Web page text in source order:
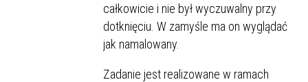
całkowicie i nie był wyczuwalny przy
dotknięciu. W zamyśle ma on wyglądać
jak namalowany.
Zadanie jest realizowane w ramach